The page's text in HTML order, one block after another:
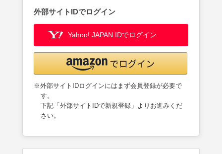
外部サイトIDでログイン
Yahoo! JAPAN IDでログイン
※外部サイトIDログインにはまず会員登録が必要で
す。
下記「外部サイトIDで新規登録」よりお進みくだ
さい。